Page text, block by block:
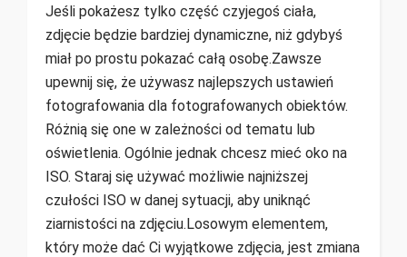
Jeśli pokażesz tylko część czyjegoś ciała,
zdjęcie będzie bardziej dynamiczne, niż gdybyś
miał po prostu pokazać całą osobę.Zawsze
upewnij się, że używasz najlepszych ustawień
fotografowania dla fotografowanych obiektów.
Różnią się one w zależności od tematu lub
oświetlenia. Ogólnie jednak chcesz mieć oko na
ISO. Staraj się używać możliwie najniższej
czułości ISO w danej sytuacji, aby uniknąć
ziarnistości na zdjęciu.Losowym elementem,
który może dać Ci wyjątkowe zdjęcia, jest zmiana